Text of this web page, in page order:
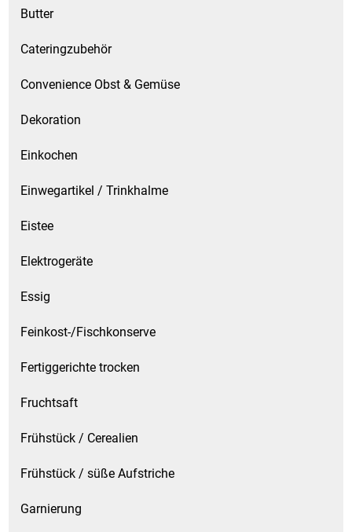
Butter
Cateringzubehör
Convenience Obst & Gemüse
Dekoration
Einkochen
Einwegartikel / Trinkhalme
Eistee
Elektrogeräte
Essig
Feinkost-/Fischkonserve
Fertiggerichte trocken
Fruchtsaft
Frühstück / Cerealien
Frühstück / süße Aufstriche
Garnierung